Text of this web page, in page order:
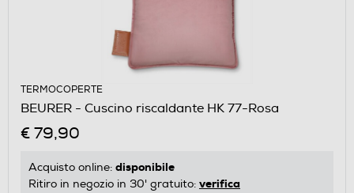
TERMOCOPERTE
BEURER - Cuscino riscaldante HK 77-Rosa
€ 79,90
Acquisto online: disponibile
Ritiro in negozio in 30' gratuito: verifica